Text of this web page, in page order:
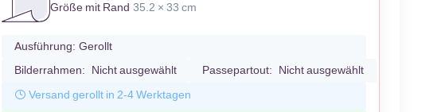
Größe mit Rand 35.2 × 33 cm
Ausführung: Gerollt
Bilderrahmen: Nicht ausgewählt Passepartout: Nicht ausgewählt
Versand gerollt in 2-4 Werktagen